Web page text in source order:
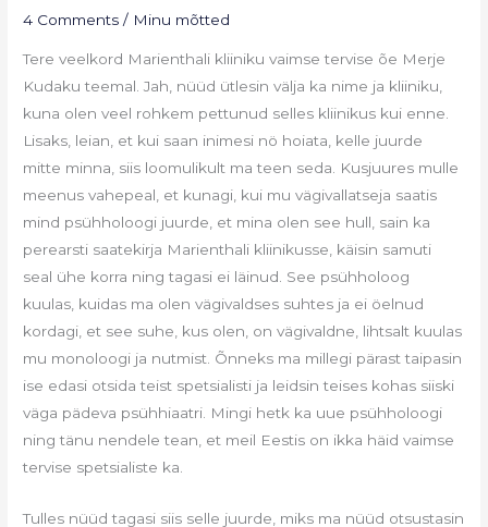
4 Comments / Minu mõtted
Tere veelkord Marienthali kliiniku vaimse tervise õe Merje
Kudaku teemal. Jah, nüüd ütlesin välja ka nime ja kliiniku,
kuna olen veel rohkem pettunud selles kliinikus kui enne.
Lisaks, leian, et kui saan inimesi nö hoiata, kelle juurde
mitte minna, siis loomulikult ma teen seda. Kusjuures mulle
meenus vahepeal, et kunagi, kui mu vägivallatseja saatis
mind psühholoogi juurde, et mina olen see hull, sain ka
perearsti saatekirja Marienthali kliinikusse, käisin samuti
seal ühe korra ning tagasi ei läinud. See psühholoog
kuulas, kuidas ma olen vägivaldses suhtes ja ei öelnud
kordagi, et see suhe, kus olen, on vägivaldne, lihtsalt kuulas
mu monoloogi ja nutmist. Õnneks ma millegi pärast taipasin
ise edasi otsida teist spetsialisti ja leidsin teises kohas siiski
väga pädeva psühhiaatri. Mingi hetk ka uue psühholoogi
ning tänu nendele tean, et meil Eestis on ikka häid vaimse
tervise spetsialiste ka.
Tulles nüüd tagasi siis selle juurde, miks ma nüüd otsustasin